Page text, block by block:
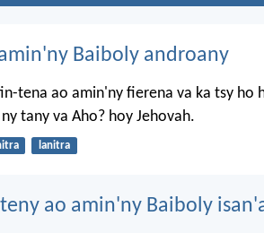
Baiboly androany
tena ao amin'ny fierena va ka tsy ho
tany va Aho? hoy Jehovah.
lanitra
ao amin'ny Baiboly